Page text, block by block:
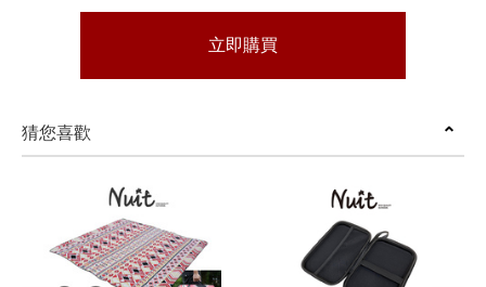
立即購買
猜您喜歡